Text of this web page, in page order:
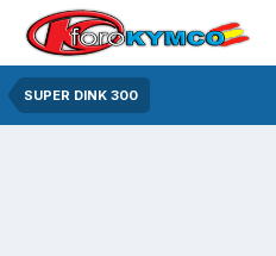
SUPER DINK 300